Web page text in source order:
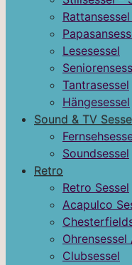
Lesesessel
Tantrasessel
Hängesessel
Sound & TV
Soundsessel
Retro
Retro Sessel
Acapulco
Clubsessel